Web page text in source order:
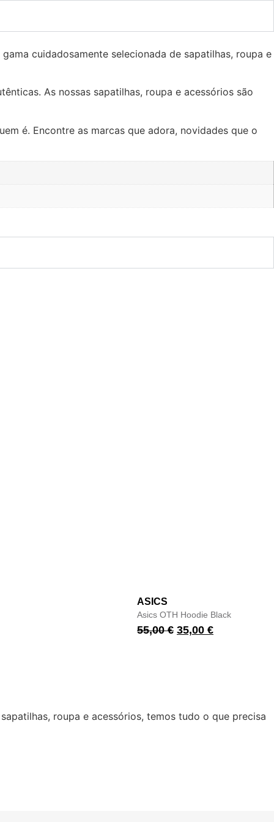
cuidadosamente selecionada de sapatilhas, roupa e
As nossas sapatilhas, roupa e acessórios são
é. Encontre as marcas que adora, novidades que o
ASICS
Asics OTH Hoodie Black
55,00€ 35,00 €
roupa e acessórios, temos tudo o que precisa